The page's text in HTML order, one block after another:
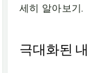
세히 알아보기.
극대화된